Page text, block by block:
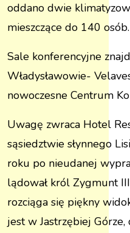
oddano dwie
mieszczące do 140 osób.
Sale konferencyjne
Władysławowie-
nowoczesne Centrum
Uwagę zwraca Hotel
sąsiedztwie słynnego
roku po nieudanej
lądował król Zygmunt
rozciąga się piękny
jest w Jastrzębiej